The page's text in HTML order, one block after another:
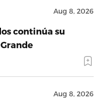
Aug 8, 2026
continúa su
Aug 8, 2026